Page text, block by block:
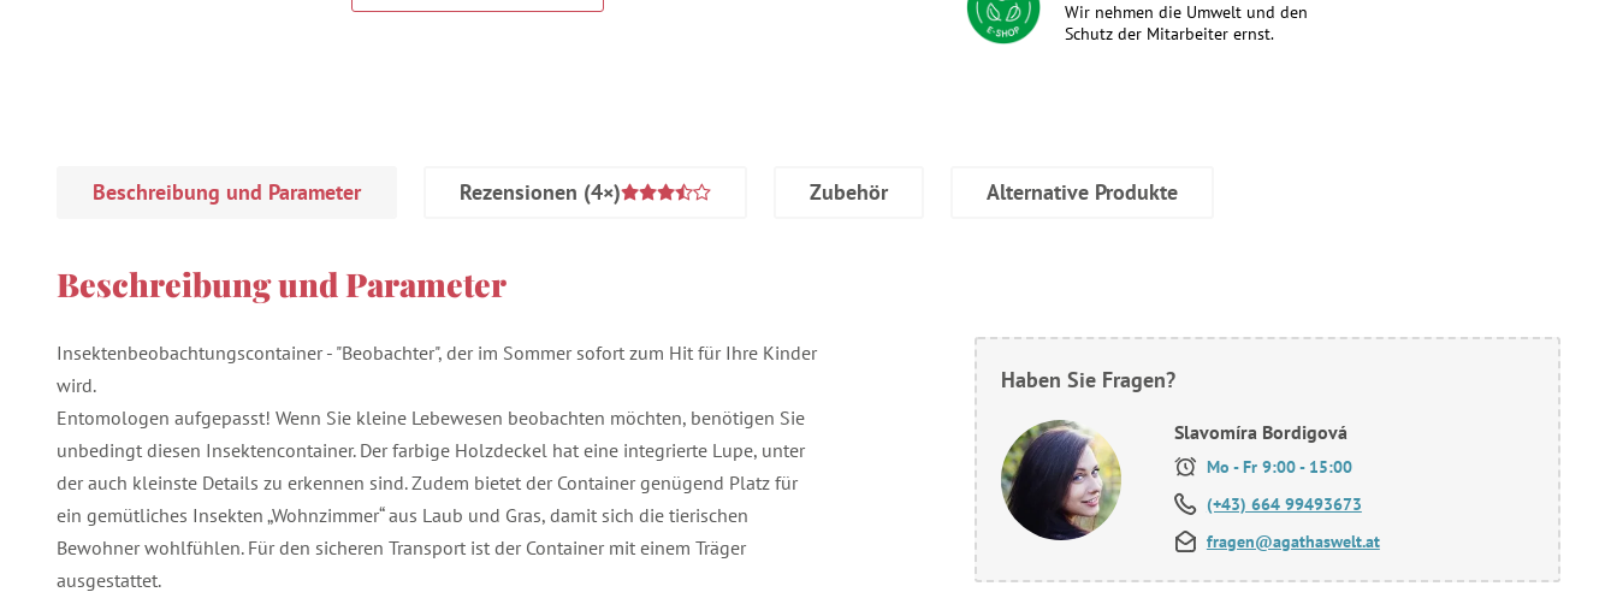
Wir nehmen die Umwelt und den
Schutz der Mitarbeiter ernst.
Beschreibung und Parameter Rezensionen (4×) Zubehör Alternative Produkte
Beschreibung und Parameter
Insektenbeobachtungscontainer - "Beobachter", der im Sommer sofort zum Hit für Ihre Kinder
wird.
Entomologen aufgepasst! Wenn Sie kleine Lebewesen beobachten möchten, benötigen Sie
unbedingt diesen Insektencontainer. Der farbige Holzdeckel hat eine integrierte Lupe, unter
der auch kleinste Details zu erkennen sind. Zudem bietet der Container genügend Platz für
ein gemütliches Insekten „Wohnzimmer“ aus Laub und Gras, damit sich die tierischen
Bewohner wohlfühlen. Für den sicheren Transport ist der Container mit einem Träger
ausgestattet.
Haben Sie Fragen?
Slavomíra Bordigová
Mo - Fr 9:00 - 15:00
(+43) 664 99493673
fragen@agathaswelt.at